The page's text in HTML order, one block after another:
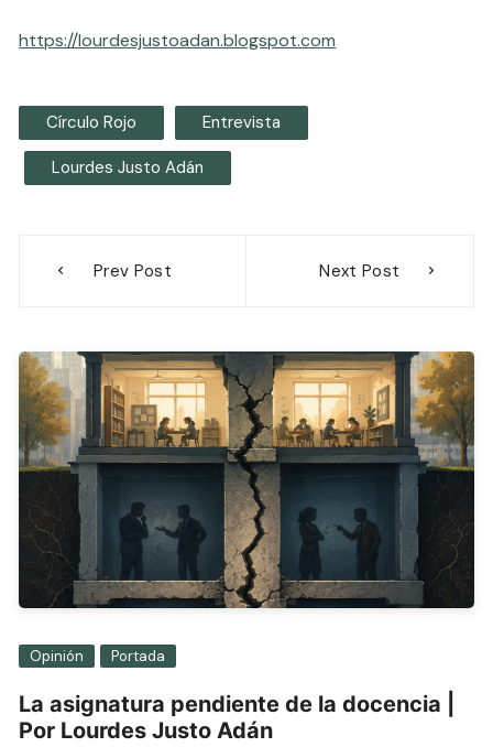
https://lourdesjustoadan.blogspot.com
Círculo Rojo Entrevista
Lourdes Justo Adán
Prev Post Next Post
Opinión Portada
La asignatura pendiente de la docencia |
Por Lourdes Justo Adán